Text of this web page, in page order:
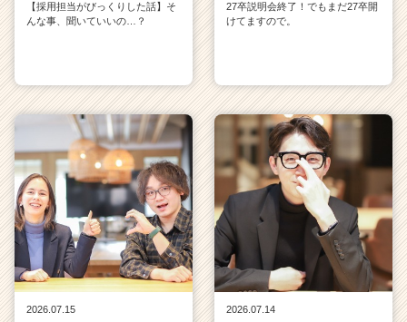
【採用担当がびっくりした話】そ
んな事、聞いていいの…？
27卒説明会終了！でもまだ27卒開
けてますので。
2026.07.15
2026.07.14